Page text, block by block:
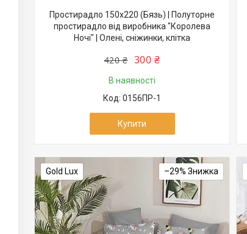
Простирадло 150х220 (Бязь) | Полуторне
простирадло від виробника "Королева
Ночі" | Олені, сніжинки, клітка
420 ₴ 300 ₴
В наявності
0156ПР-1
Купити
Gold Lux –29%